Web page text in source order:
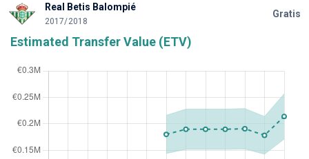
Real Betis Balompié
2017/2018
Gratis
Estimated Transfer Value (ETV)